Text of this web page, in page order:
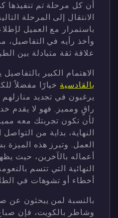
أن كل مرحلة تم تنفيذها
الانتقال إلى المرحلة
باستمرار مع العميل
وأخذ رأيه في التفاصيل،
علاقة ثقة متبادلة بين
الاهتمام الكبير
بالقادسية خيارًا مفضلاً
يرغبون في تجديد
راقٍ ومميز. فهو لا يقدم
لأن تكون تجربتك معه
النهاية، بداية من
العمل. وتبرز هذه
أعماله بالآخرين، حيث
النهائية التي تتسم
أخطاء أو تشوهات في
بالنسبة لمن يبحثون عن
وشاطر بالكويت، فإن